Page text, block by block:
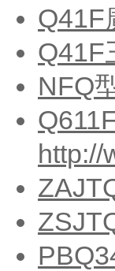
Q41F
Q41F
NFQ
http://